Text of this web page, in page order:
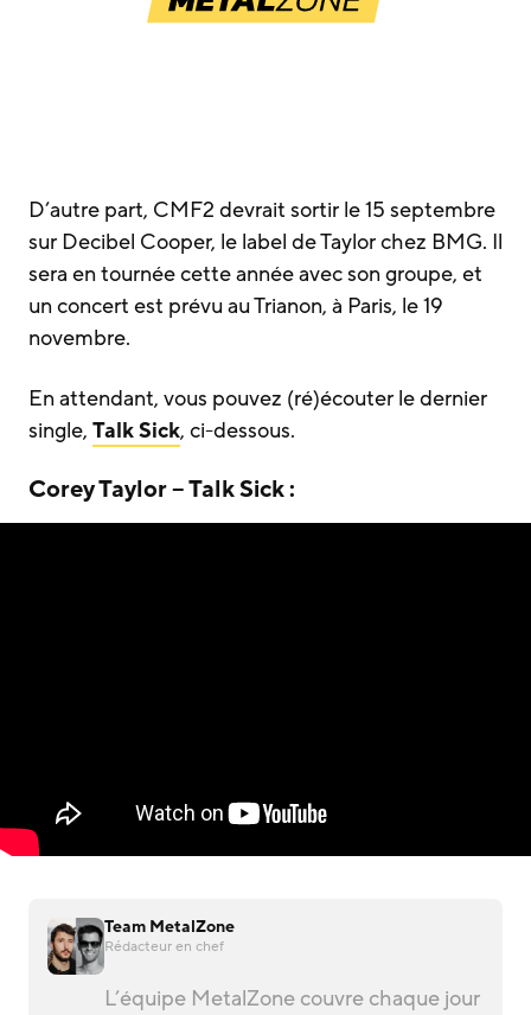
D’autre part, CMF2 devrait sortir le 15 septembre
sur Decibel Cooper, le label de Taylor chez BMG. Il
sera en tournée cette année avec son groupe, et
un concert est prévu au Trianon, à Paris, le 19
novembre.
En attendant, vous pouvez (ré)écouter le dernier
single, Talk Sick, ci-dessous.
Corey Taylor – Talk Sick :
Team MetalZone
Rédacteur en chef
L’équipe MetalZone couvre chaque jour